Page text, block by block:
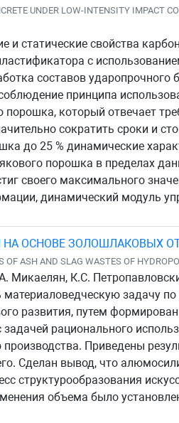
UNDER LOW-INTENSITY IMPACT
и статические свойства
с
составов
принципа
порошка, который отвечает
сократить сроки и
до 25 % динамические
порошка в пределах
своего максимального
динамический модуль
ОСНОВЕ ЗОЛОШЛАКОВЫХ
ASH AND SLAG WASTES OF
Микаелян, К.С.
материаловедческую задачу
развития, путем
рационального
Приведены
Сделан вывод, что
структурообразования
объема было